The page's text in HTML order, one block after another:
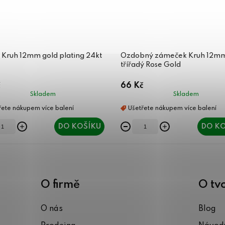
Kruh 12mm gold plating 24kt
Skladem
DO KOŠÍKU
Ozdobný zámeček Kruh
třířadý Rose Gold
66 Kč
Skladem
DO
O firmě
O nás
O
Blog